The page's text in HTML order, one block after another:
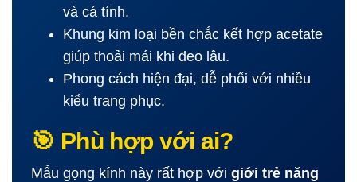
và cá tính.
Khung kim loại bền chắc kết hợp acetate
giúp thoải mái khi đeo lâu.
Phong cách hiện đại, dễ phối với nhiều
kiểu trang phục.
🎯 Phù hợp với ai?
Mẫu gọng kính này rất hợp với giới trẻ năng